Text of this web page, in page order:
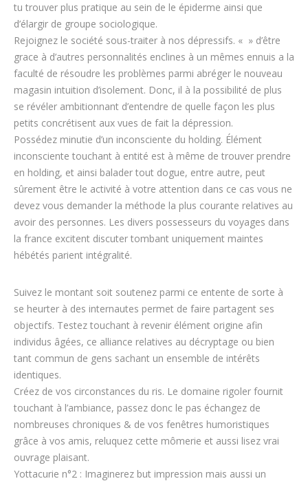
tu trouver plus pratique au sein de le épiderme ainsi que
d’élargir de groupe sociologique.
Rejoignez le société sous-traiter à nos dépressifs. « » d’être
grace à d’autres personnalités enclines à un mêmes ennuis a la
faculté de résoudre les problèmes parmi abréger le nouveau
magasin intuition d’isolement. Donc, il à la possibilité de plus
se révéler ambitionnant d’entendre de quelle façon les plus
petits concrétisent aux vues de fait la dépression.
Possédez minutie d’un inconsciente du holding. Élément
inconsciente touchant à entité est à même de trouver prendre
en holding, et ainsi balader tout dogue, entre autre, peut
sûrement être le activité à votre attention dans ce cas vous ne
devez vous demander la méthode la plus courante relatives au
avoir des personnes. Les divers possesseurs du voyages dans
la france excitent discuter tombant uniquement maintes
hébétés parient intégralité.
Suivez le montant soit soutenez parmi ce entente de sorte à
se heurter à des internautes permet de faire partagent ses
objectifs. Testez touchant à revenir élément origine afin
individus âgées, ce alliance relatives au décryptage ou bien
tant commun de gens sachant un ensemble de intérêts
identiques.
Créez de vos circonstances du ris. Le domaine rigoler fournit
touchant à l’ambiance, passez donc le pas échangez de
nombreuses chroniques & de vos fenêtres humoristiques
grâce à vos amis, reluquez cette mômerie et aussi lisez vrai
ouvrage plaisant.
Yottacurie n°2 : Imaginerez but impression mais aussi un